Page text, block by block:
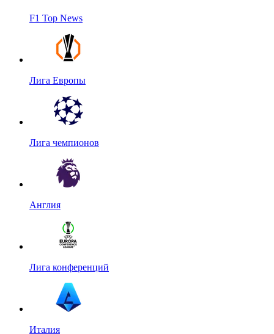
F1 Top News
Лига Европы
Лига чемпионов
Англия
Лига конференций
Италия